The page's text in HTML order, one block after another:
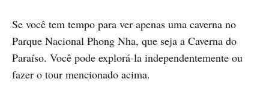
Se você tem tempo para ver apenas uma caverna no
Parque Nacional Phong Nha, que seja a Caverna do
Paraíso. Você pode explorá-la independentemente ou
fazer o tour mencionado acima.